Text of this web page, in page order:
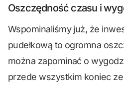
Oszczędność czasu i
Wspominaliśmy już, że
pudełkową to ogromna
można zapominać o
przede wszystkim koniec